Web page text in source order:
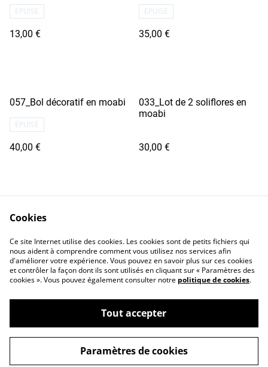
ÉPUISÉ
13,00 €
ÉPUISÉ
35,00 €
057_Bol décoratif en moabi
ÉPUISÉ
40,00 €
033_Lot de 2 soliflores en
moabi
30,00 €
©2026anthonydujardin.fr
powered by
Cookies
Ce site Internet utilise des cookies. Les cookies sont de petits fichiers qui
nous aident à comprendre comment vous utilisez nos services afin
d'améliorer votre expérience. Vous pouvez en savoir plus sur ces cookies
et contrôler la façon dont ils sont utilisés en cliquant sur « Paramètres des
cookies ». Vous pouvez également consulter notre politique de cookies.
Tout accepter
Paramètres de cookies